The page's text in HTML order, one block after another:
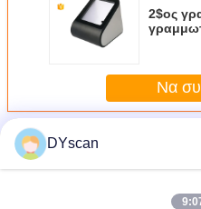
2$ος
κινητή
Να
Περισσότεροι
Ανιχνευτής γραμμωτών
γραφείου
DYscan